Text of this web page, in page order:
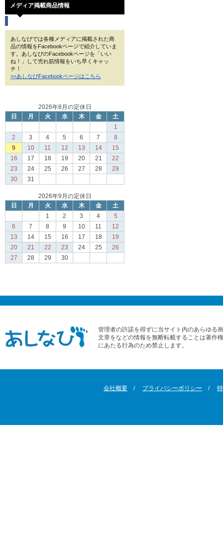
メディア掲載商品情報
あしなびでは各種メディアに掲載された商
品の情報をFacebookページで紹介していま
す。あしなびのFacebookページを「いい
ね！」して売れ筋情報をいち早くキャッ
チ！
>>あしなびFacebookページはこちら
2026年8月の定休日
日
月 火 水 木 金
土
1
2
3 4 5 6 7
8
9
10 11 12 13 14
15
16
17 18 19 20 21
22
23
24 25 26 27 28
29
30
31
2026年9月の定休日
日
月 火 水 木 金
土
1
2 3 4
5
6
7 8 9 10 11
12
13
14 15 16 17 18
19
20
21 22 23 24 25
26
27
28 29 30
管理者の許諾を得ずに当サイト内のあらゆる
文章をなどの情報を無断転載することは著作
にあたる行為のため禁止します。
会社概要 プライバシーポリシー